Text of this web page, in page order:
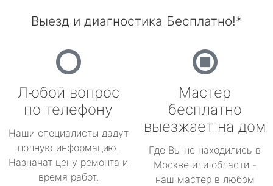
Выезд и диагностика Бесплатно!*
Любой вопрос
по телефону
Наши специалисты дадут
полную информацию.
Назначат цену ремонта и
время работ.
Мастер
бесплатно
выезжает на дом
Где Вы не находились в
Москве или области -
наш мастер в любом